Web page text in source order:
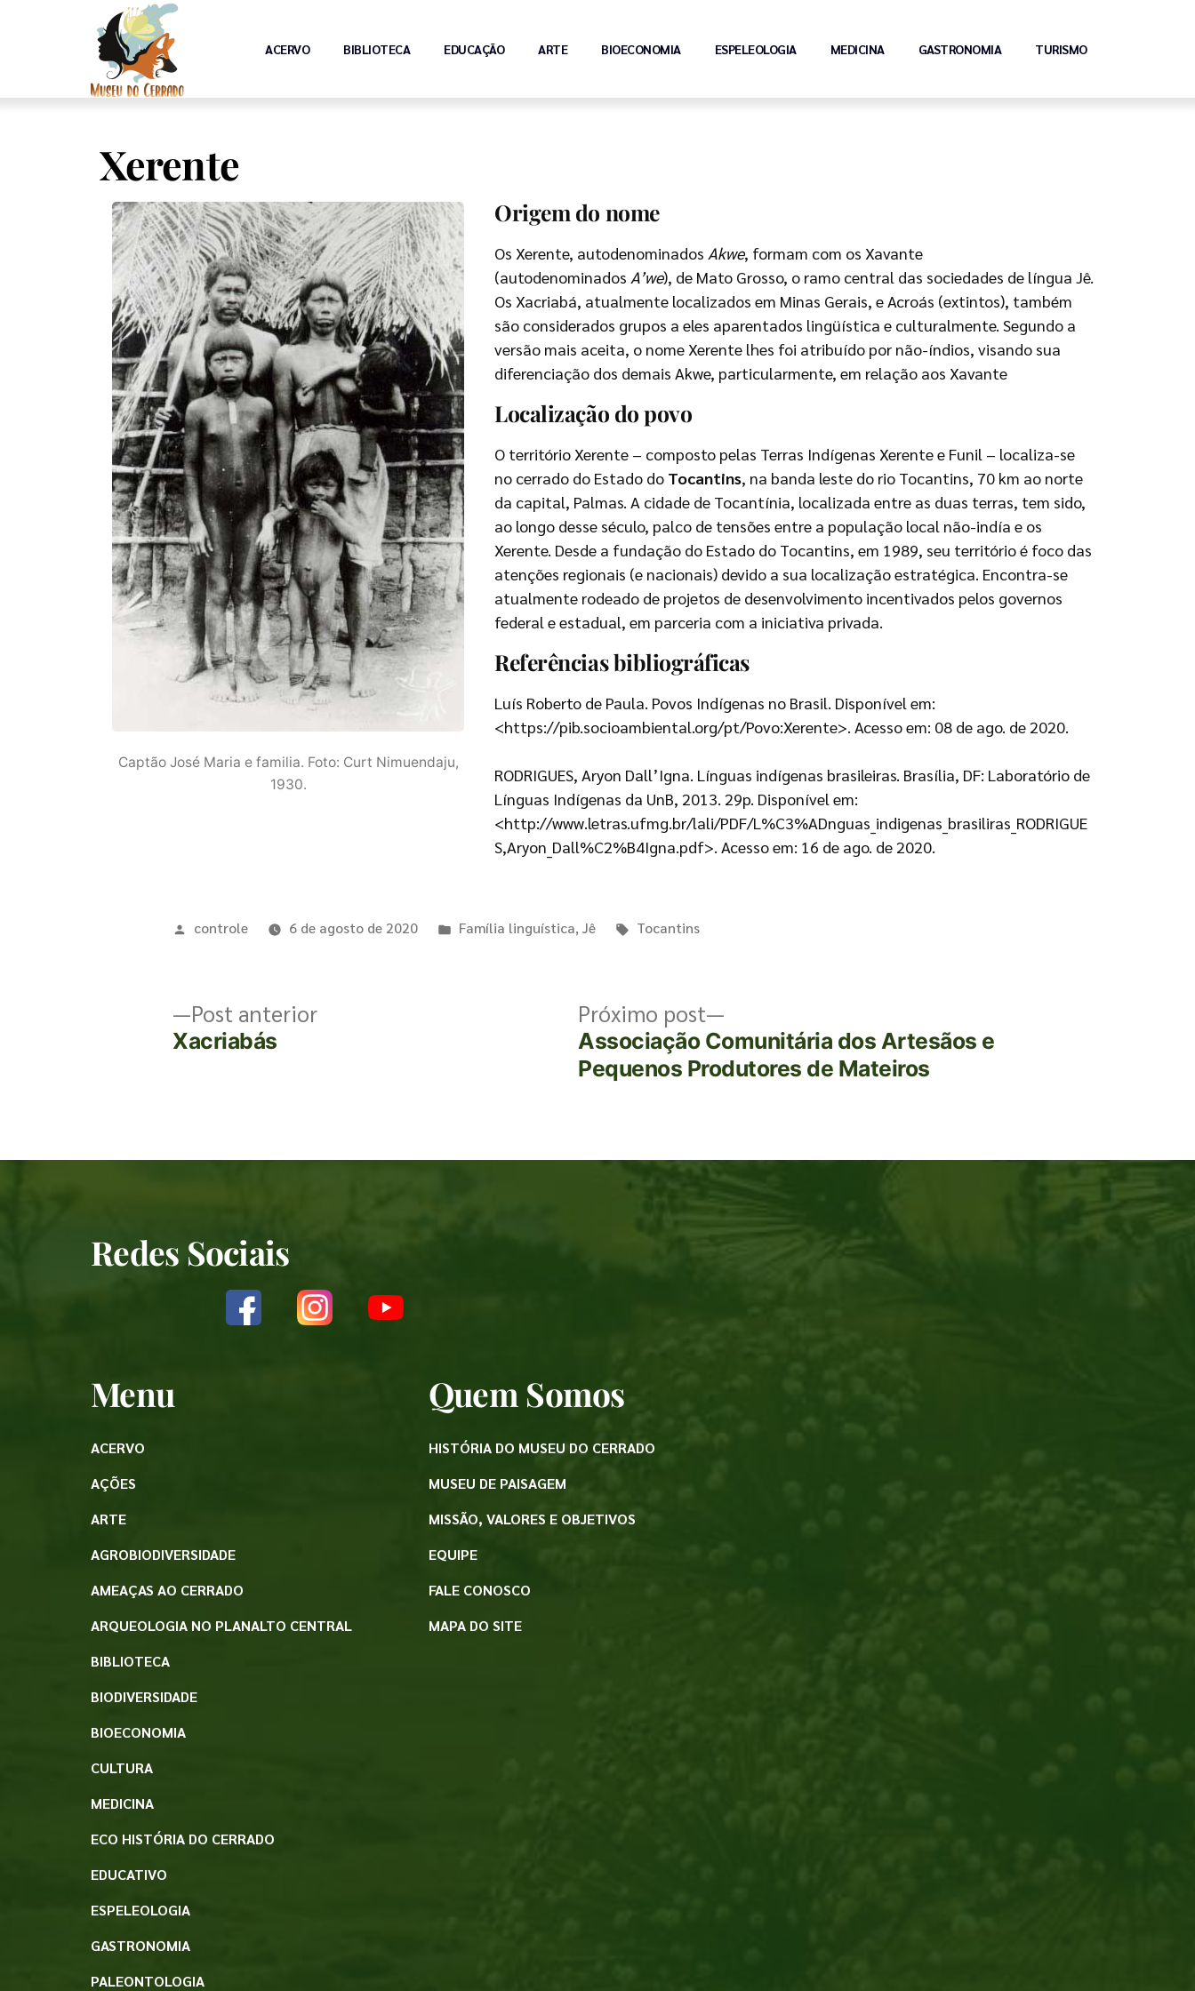
ACERVO BIBLIOTECA EDUCAÇÃO ARTE BIOECONOMIA ESPELEOLOGIA MEDICINA GASTRONOMIA TURISMO
Xerente
Captão José Maria e familia. Foto: Curt Nimuendaju,
1930.
Origem do nome
Os Xerente, autodenominados Akwe, formam com os Xavante
(autodenominados A’we), de Mato Grosso, o ramo central das sociedades de língua Jê.
Os Xacriabá, atualmente localizados em Minas Gerais, e Acroás (extintos), também
são considerados grupos a eles aparentados lingüística e culturalmente. Segundo a
versão mais aceita, o nome Xerente lhes foi atribuído por não-índios, visando sua
diferenciação dos demais Akwe, particularmente, em relação aos Xavante
Localização do povo
O território Xerente – composto pelas Terras Indígenas Xerente e Funil – localiza-se
no cerrado do Estado do Tocantins, na banda leste do rio Tocantins, 70 km ao norte
da capital, Palmas. A cidade de Tocantínia, localizada entre as duas terras, tem sido,
ao longo desse século, palco de tensões entre a população local não-indía e os
Xerente. Desde a fundação do Estado do Tocantins, em 1989, seu território é foco das
atenções regionais (e nacionais) devido a sua localização estratégica. Encontra-se
atualmente rodeado de projetos de desenvolvimento incentivados pelos governos
federal e estadual, em parceria com a iniciativa privada.
Referências bibliográficas
Luís Roberto de Paula. Povos Indígenas no Brasil. Disponível em:
<https://pib.socioambiental.org/pt/Povo:Xerente>. Acesso em: 08 de ago. de 2020.
RODRIGUES, Aryon Dall’Igna. Línguas indígenas brasileiras. Brasília, DF: Laboratório de
Línguas Indígenas da UnB, 2013. 29p. Disponível em:
<http://www.letras.ufmg.br/lali/PDF/L%C3%ADnguas_indigenas_brasiliras_RODRIGUE
S,Aryon_Dall%C2%B4Igna.pdf>. Acesso em: 16 de ago. de 2020.
controle 6 de agosto de 2020 Família linguística, Jê Tocantins
Post anterior
Xacriabás
Próximo post
Associação Comunitária dos Artesãos e
Pequenos Produtores de Mateiros
Redes Sociais
Menu
ACERVO
AÇÕES
ARTE
AGROBIODIVERSIDADE
AMEAÇAS AO CERRADO
ARQUEOLOGIA NO PLANALTO CENTRAL
BIBLIOTECA
BIODIVERSIDADE
BIOECONOMIA
CULTURA
MEDICINA
ECO HISTÓRIA DO CERRADO
EDUCATIVO
ESPELEOLOGIA
GASTRONOMIA
PALEONTOLOGIA
Quem Somos
HISTÓRIA DO MUSEU DO CERRADO
MUSEU DE PAISAGEM
MISSÃO, VALORES E OBJETIVOS
EQUIPE
FALE CONOSCO
MAPA DO SITE